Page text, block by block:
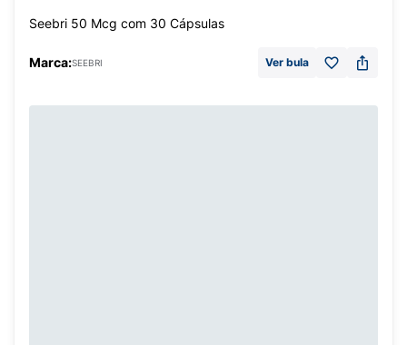
Seebri 50 Mcg com 30 Cápsulas
Marca:SEEBRI Ver bula